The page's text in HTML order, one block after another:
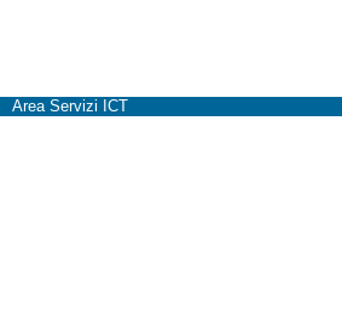
Area Servizi ICT